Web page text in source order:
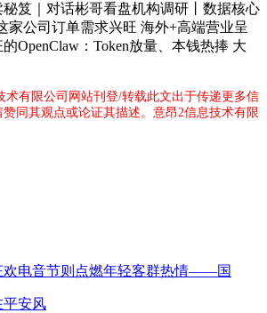
笈｜对话彬哥看盘机构调研丨数据核心
家公司订单需求兴旺 海外+高端营业呈
OpenClaw：Token放量、本钱热捧 大
术有限公司网站刊登/转载此文出于传递更多信
同其观点或论证其描述。意昂2信息技术有限
欢电音节则点燃年轻客群热情——国
平安风